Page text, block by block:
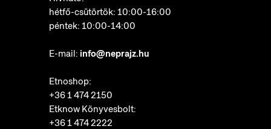
hétfő-csütörtök: 10:00-16:00
péntek: 10:00-14:00
E-mail: info@neprajz.hu
Etnoshop:
+36 1 474 2150
Etknow Könyvesbolt:
+36 1 474 2222